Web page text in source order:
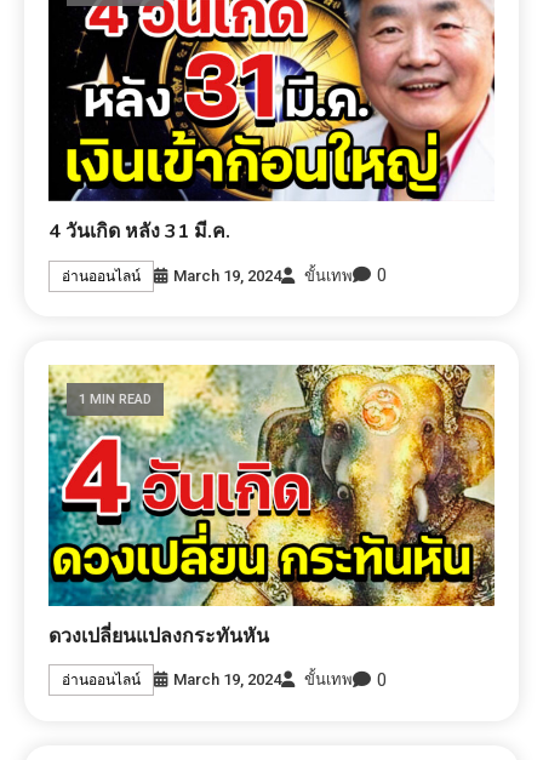
4 วันเกิด หลัง 31 มี.ค.
อ่านออนไลน์ March 19, 2024 ขั้นเทพ 0
1 MIN READ
ดวงเปลี่ยนแปลงกระทันหัน
อ่านออนไลน์ March 19, 2024 ขั้นเทพ 0